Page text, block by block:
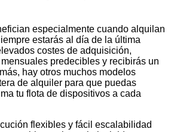
especialmente cuando alquilan
estarás al día de la última
costes de adquisición,
predecibles y recibirás un
hay otros muchos modelos
de alquiler para que puedas
tu flota de dispositivos a cada
flexibles y fácil escalabilidad